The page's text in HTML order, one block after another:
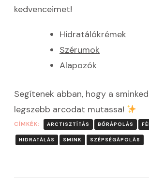
kedvenceimet!
Hidratálókrémek
Szérumok
Alapozók
Segítenek abban, hogy a
legszebb arcodat mutassa!
CÍMKÉK: ARCTISZTÍTÁS BŐRÁPOLÁS
HIDRATÁLÁS SMINK SZÉPSÉGÁPOLÁS